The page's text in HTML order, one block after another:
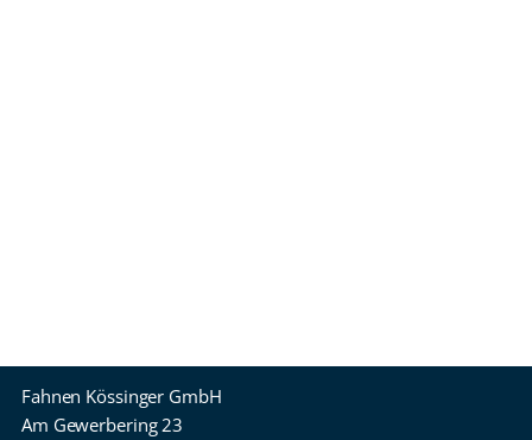
Fahnen Kössinger GmbH
Am Gewerbering 23